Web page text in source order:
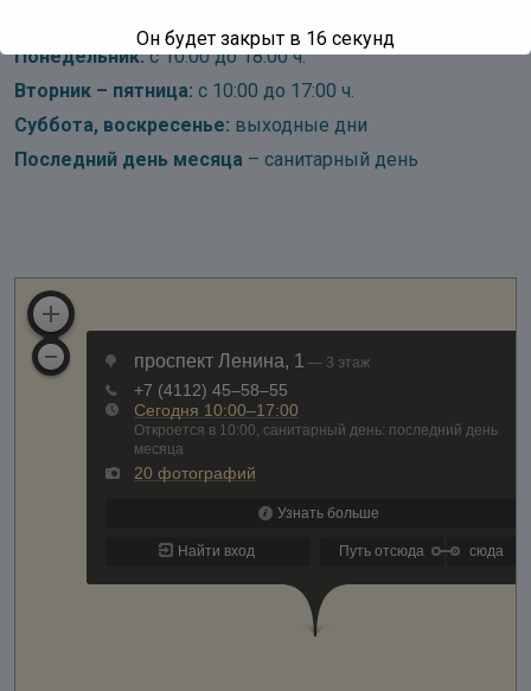
Понедельник:с 10:00 до 18:00 ч.
Вторник – пятница: с 10:00 до 17:00 ч.
Суббота, воскресенье: выходные дни
Последний день месяца – санитарный день
Он будет закрыт в 16 секунд